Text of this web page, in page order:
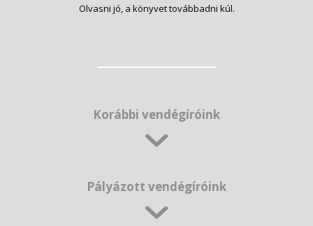
Olvasni jó, a könyvet továbbadni kúl.
Korábbi vendégíróink
Pályázott vendégíróink